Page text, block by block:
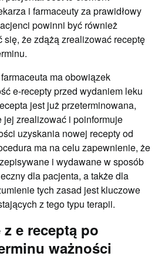
i farmaceuty za prawidłowy
powinni być również
się, że zdążą zrealizować receptę
ma obowiązek
e-recepty przed wydaniem leku
jest już przeterminowana,
jej zrealizować i poinformuje
uzyskania nowej recepty od
ma na celu zapewnienie, że
i wydawane w sposób
dla pacjenta, a także dla
tych zasad jest kluczowe
z tego typu terapii.
e receptą po
ważności